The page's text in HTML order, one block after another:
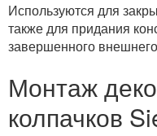
Используются для
также для придания
завершенного
Монтаж
колпачков